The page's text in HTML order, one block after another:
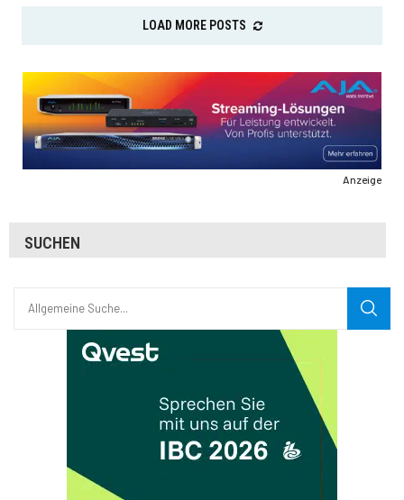
LOAD MORE POSTS
Anzeige
SUCHEN